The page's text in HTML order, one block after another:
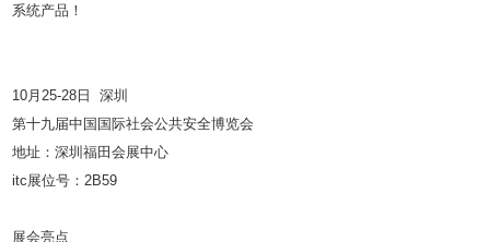
系统产品！
10月25-28日 深圳
第十九届中国国际社会公共安全博览会
地址：深圳福田会展中心
itc展位号：2B59
展会亮点